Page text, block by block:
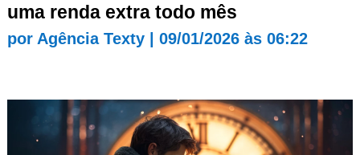
uma renda extra todo mês
por Agência Texty| 09/01/2026 às 06:22